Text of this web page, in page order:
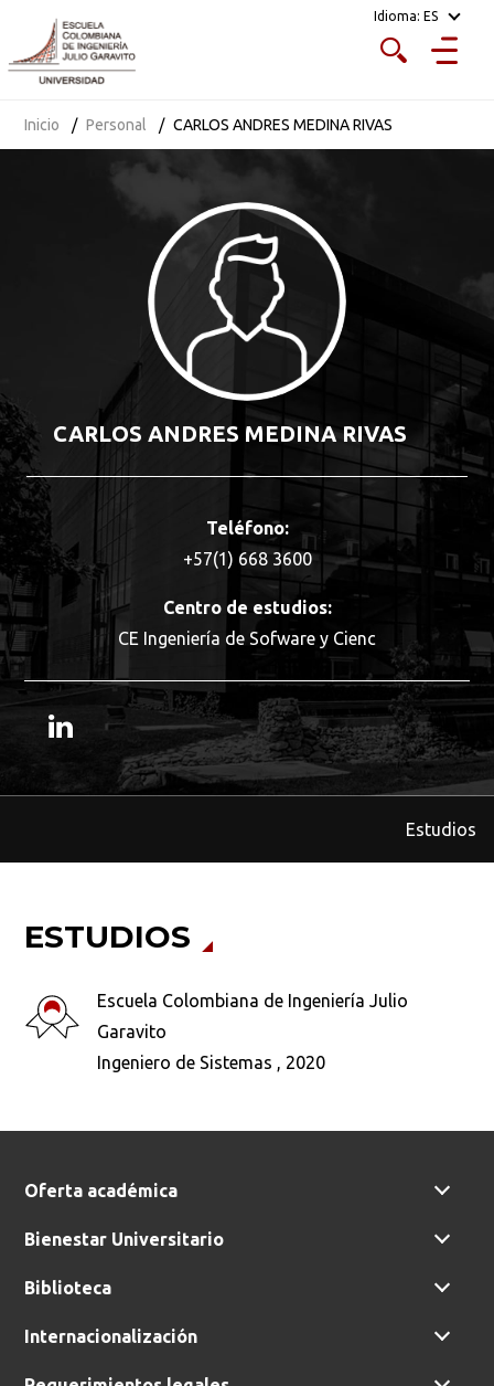
Idioma: ES
Inicio Personal CARLOS ANDRES MEDINA RIVAS
CARLOS ANDRES MEDINA RIVAS
Teléfono:
+57(1) 668 3600
Centro de estudios:
CE Ingeniería de Sofware y Cienc
Estudios
ESTUDIOS
Escuela Colombiana de Ingeniería Julio
Garavito
Ingeniero de Sistemas , 2020
Busca en la escuela
¿Qué buscas?
Ordenar por:
Oferta académica
Bienestar Universitario
Biblioteca
Internacionalización